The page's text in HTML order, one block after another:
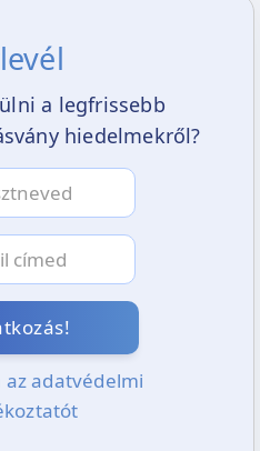
a legfrissebb
hiedelmekről?
az adatvédelmi